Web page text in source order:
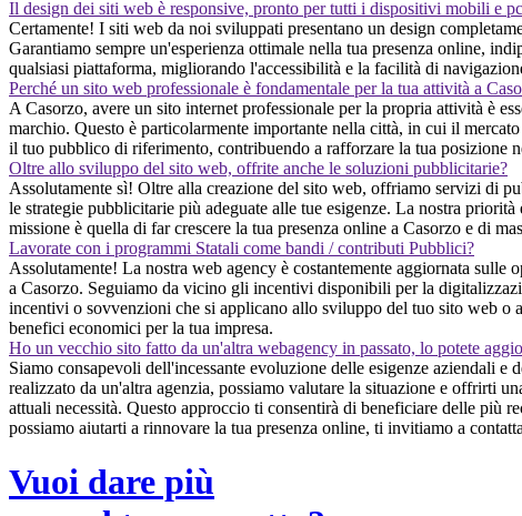
Il design dei siti web è responsive, pronto per tutti i dispositivi mobili e
Certamente! I siti web da noi sviluppati presentano un design
Garantiamo sempre un'esperienza ottimale nella tua presenza online,
qualsiasi piattaforma, migliorando l'accessibilità e la facilità di
Perché un sito web professionale è fondamentale per la tua attività a
A Casorzo, avere un sito internet professionale per la propria attività è
marchio. Questo è particolarmente importante nella città, in cui il
il tuo pubblico di riferimento, contribuendo a rafforzare la tua posizione
Oltre allo sviluppo del sito web, offrite anche le soluzioni pubblicitarie?
Assolutamente sì! Oltre alla creazione del sito web, offriamo servizi di
le strategie pubblicitarie più adeguate alle tue esigenze. La nostra
missione è quella di far crescere la tua presenza online a Casorzo e di
Lavorate con i programmi Statali come bandi / contributi Pubblici?
Assolutamente! La nostra web agency è costantemente aggiornata
a Casorzo. Seguiamo da vicino gli incentivi disponibili per la
incentivi o sovvenzioni che si applicano allo sviluppo del tuo sito web o
benefici economici per la tua impresa.
Ho un vecchio sito fatto da un'altra webagency in passato, lo potete
Siamo consapevoli dell'incessante evoluzione delle esigenze aziendali
realizzato da un'altra agenzia, possiamo valutare la situazione e offrirti
attuali necessità. Questo approccio ti consentirà di beneficiare delle più
possiamo aiutarti a rinnovare la tua presenza online, ti invitiamo a
Vuoi dare più